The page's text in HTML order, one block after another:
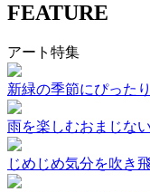
FEATURE
アート特集
新緑の季節にぴった
雨を楽しむおまじない
じめじめ気分を吹き